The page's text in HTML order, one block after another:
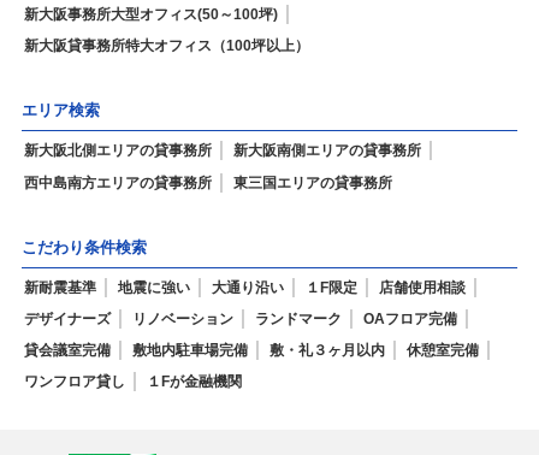
新大阪事務所大型オフィス(50～100坪)
新大阪貸事務所特大オフィス（100坪以上）
エリア検索
新大阪北側エリアの貸事務所
新大阪南側エリアの貸事務所
西中島南方エリアの貸事務所
東三国エリアの貸事務所
こだわり条件検索
新耐震基準 地震に強い 大通り沿い １F限定
店舗使用相談
デザイナーズ
リノベーション ランドマーク
OAフロア完備
貸会議室完備
敷地内駐車場完備 敷・礼３ヶ月以内
休憩室完備
ワンフロア貸し
１Fが金融機関